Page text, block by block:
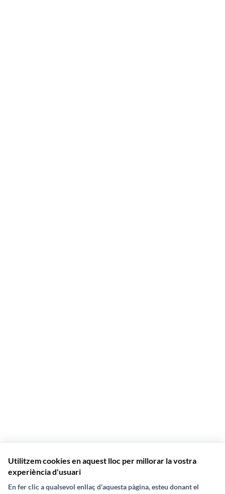
Utilitzem cookies en aquest lloc per millorar la vostra
experiència d'usuari
En fer clic a qualsevol enllaç d'aquesta pàgina, esteu donant el